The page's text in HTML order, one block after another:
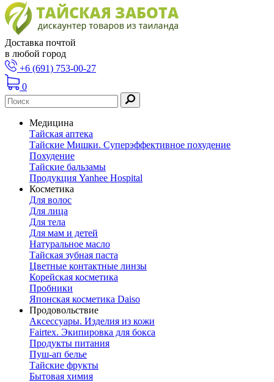
Доставка почтой
в любой город
+6 (691) 753-00-27
0
Медицина
Тайская аптека
Тайские Мишки. Суперэффективное похудение
Похудение
Тайские бальзамы
Продукция Yanhee Hospital
Косметика
Для волос
Для лица
Для тела
Для мам и детей
Натуральное масло
Тайская зубная паста
Цветные контактные линзы
Корейская косметика
Пробники
Японская косметика Daiso
Продовольствие
Аксессуары. Изделия из кожи
Fairtex. Экипировка для бокса
Продукты питания
Пуш-ап белье
Тайские фрукты
Бытовая химия